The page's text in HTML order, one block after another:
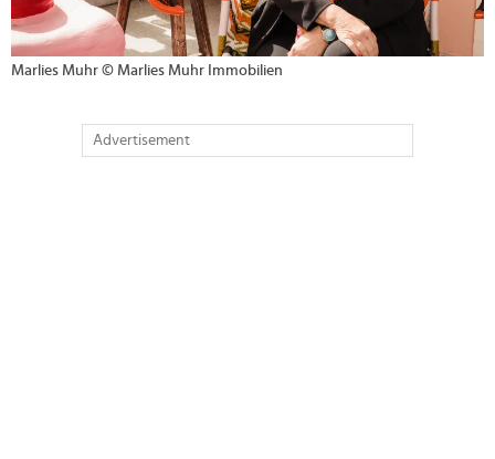
Marlies Muhr © Marlies Muhr Immobilien
Advertisement